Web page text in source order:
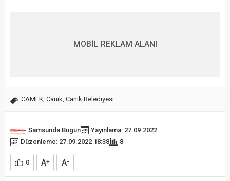
MOBİL REKLAM ALANI
CAMEK Canik Canik Belediyesi
Samsunda Bugün
Yayınlama: 27.09.2022
Düzenleme: 27.09.2022 18:38
8
0 A+ A-